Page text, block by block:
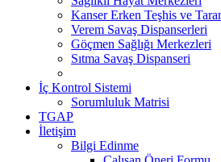
Kanser Erken Teşhis ve
Verem Savaş Dispanserleri
Göçmen Sağlığı Merkezleri
Sıtma Savaş Dispanseri
İç Kontrol Sistemi
Sorumluluk Matrisi
TGAP
İletişim
Bilgi Edinme